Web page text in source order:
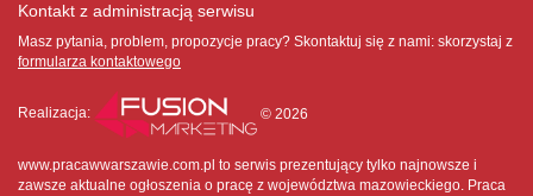
Kontakt z administracją serwisu
Masz pytania, problem, propozycje pracy? Skontaktuj się z nami: skorzystaj z
formularza kontaktowego
Realizacja: © 2026
www.pracawwarszawie.com.pl to serwis prezentujący tylko najnowsze i
zawsze aktualne ogłoszenia o pracę z województwa mazowieckiego. Praca